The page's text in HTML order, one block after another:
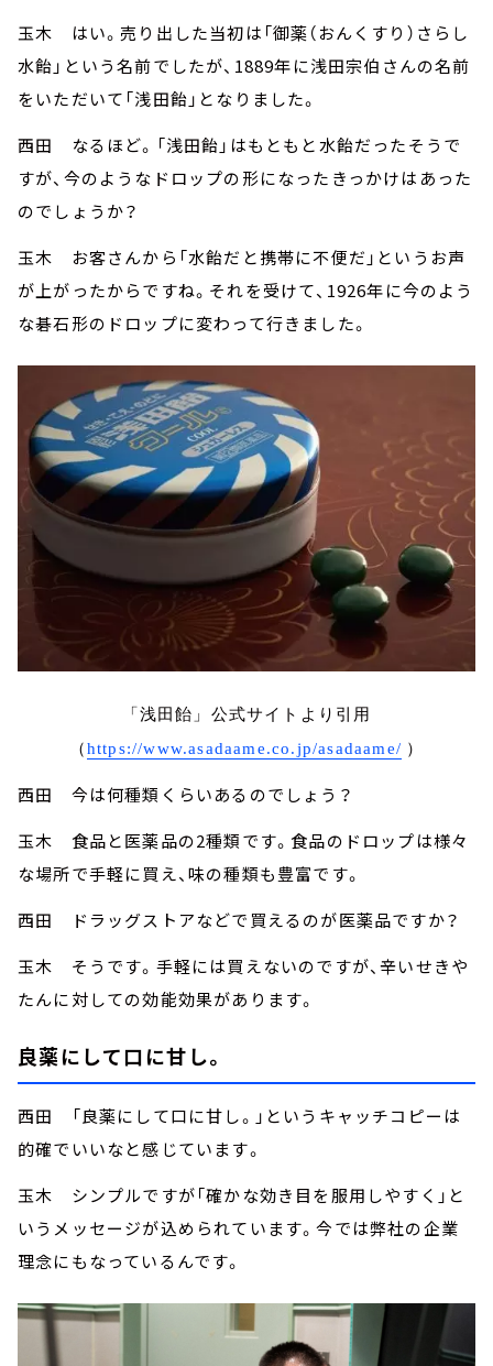
玉木 はい。売り出した当初は「御薬（おんくすり）さらし
水飴」という名前でしたが、1889年に浅田宗伯さんの名前
をいただいて「浅田飴」となりました。
西田 なるほど。「浅田飴」はもともと水飴だったそうで
すが、今のようなドロップの形になったきっかけはあった
のでしょうか？
玉木 お客さんから「水飴だと携帯に不便だ」というお声
が上がったからですね。それを受けて、1926年に今のよう
な碁石形のドロップに変わって行きました。
「浅田飴」公式サイトより引用
（https://www.asadaame.co.jp/asadaame/ ）
西田 今は何種類くらいあるのでしょう？
玉木 食品と医薬品の2種類です。食品のドロップは様々
な場所で手軽に買え、味の種類も豊富です。
西田 ドラッグストアなどで買えるのが医薬品ですか？
玉木 そうです。手軽には買えないのですが、辛いせきや
たんに対しての効能効果があります。
良薬にして口に甘し。
西田 「良薬にして口に甘し。」というキャッチコピーは
的確でいいなと感じています。
玉木 シンプルですが「確かな効き目を服用しやすく」と
いうメッセージが込められています。今では弊社の企業
理念にもなっているんです。